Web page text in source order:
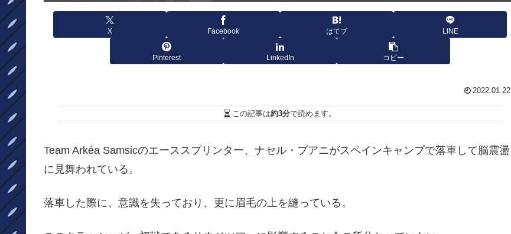
X Facebook はてブ LINE
Pinterest LinkedIn コピー
2022.01.22
この記事は約3分で読めます。
Team Arkéa Samsicのエーススプリンター、ナセル・ブアニがスペインキャンプで落車して脳震盪
に見舞われている。
落車した際に、意識を失っており、更に眉毛の上を縫っている。